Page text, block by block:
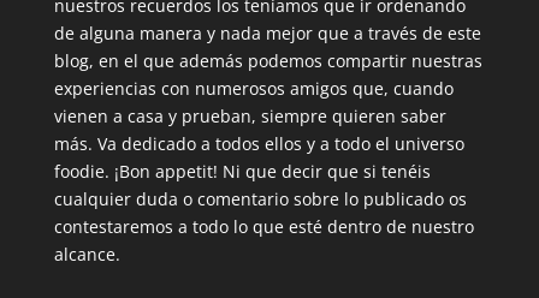
nuestros recuerdos los teníamos que ir ordenando
de alguna manera y nada mejor que a través de este
blog, en el que además podemos compartir nuestras
experiencias con numerosos amigos que, cuando
vienen a casa y prueban, siempre quieren saber
más. Va dedicado a todos ellos y a todo el universo
foodie. ¡Bon appetit! Ni que decir que si tenéis
cualquier duda o comentario sobre lo publicado os
contestaremos a todo lo que esté dentro de nuestro
alcance.